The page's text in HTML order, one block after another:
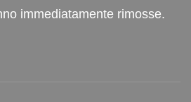
immediatamente rimosse.